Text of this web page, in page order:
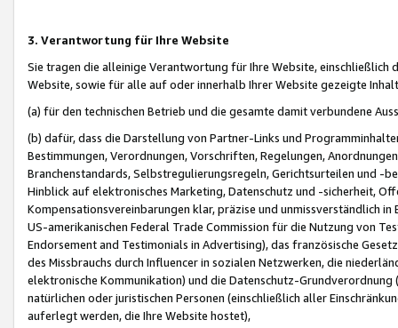
3. Verantwortung für Ihre Website
Sie tragen die alleinige Verantwortung für Ihre Website,
Website, sowie für alle auf oder innerhalb Ihrer Website gezeigte
(a) für den technischen Betrieb und die gesamte damit verbundene
(b) dafür, dass die Darstellung von Partner-Links und
Bestimmungen, Verordnungen, Vorschriften, Regelungen,
Branchenstandards, Selbstregulierungsregeln, Gerichtsurteilen und -
Hinblick auf elektronisches Marketing, Datenschutz und -sicherheit,
Kompensationsvereinbarungen klar, präzise und unmissverständlich
US-amerikanischen Federal Trade Commission für die Nutzung von
Endorsement and Testimonials in Advertising), das französische
des Missbrauchs durch Influencer in sozialen Netzwerken, die
elektronische Kommunikation) und die Datenschutz-
natürlichen oder juristischen Personen (einschließlich aller
auferlegt werden, die Ihre Website hostet),